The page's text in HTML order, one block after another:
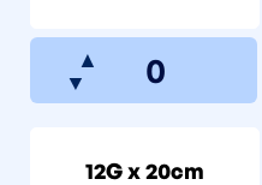
▲
▼
12G x 20cm